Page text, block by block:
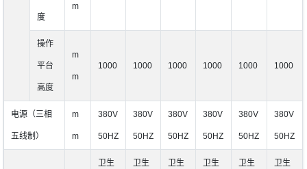
度
m
操作
平台
高度
m
m
1000 1000 1000 1000 1000 1000
电源（三相
五线制）
m
m
380V
50HZ
380V
50HZ
380V
50HZ
380V
50HZ
380V
50HZ
380V
50HZ
卫生 卫生 卫生 卫生 卫生 卫生